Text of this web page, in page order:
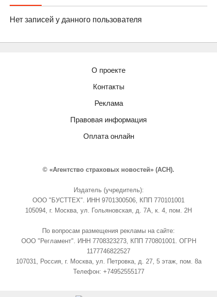
Нет записей у данного пользователя
О проекте
Контакты
Реклама
Правовая информация
Оплата онлайн
© «Агентство страховых новостей» (АСН).
Издатель (учредитель):
ООО "БУСТТЕХ". ИНН 9701300506, КПП 770101001
105094, г. Москва, ул. Гольяновская, д. 7А, к. 4, пом. 2Н
По вопросам размещения рекламы на сайте:
ООО "Регламент". ИНН 7708323273, КПП 770801001. ОГРН
1177746822527
107031, Россия, г. Москва, ул. Петровка, д. 27, 5 этаж, пом. 8а
Телефон: +74952555177